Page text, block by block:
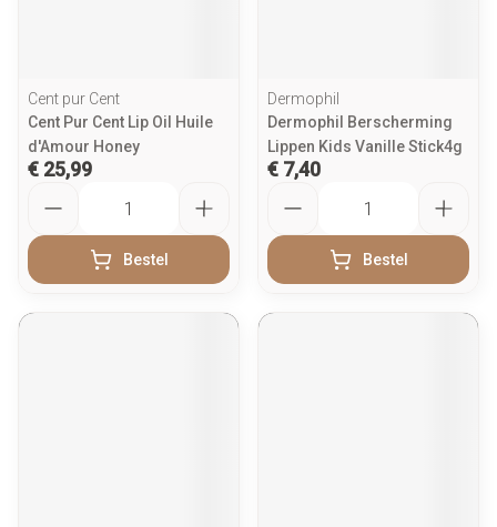
Cent pur Cent
Cent Pur Cent Lip Oil Huile
d'Amour Honey
€ 25,99
Bestel
Dermophil
Dermophil Berscherming
Lippen Kids Vanille Stick4g
€ 7,40
Bestel